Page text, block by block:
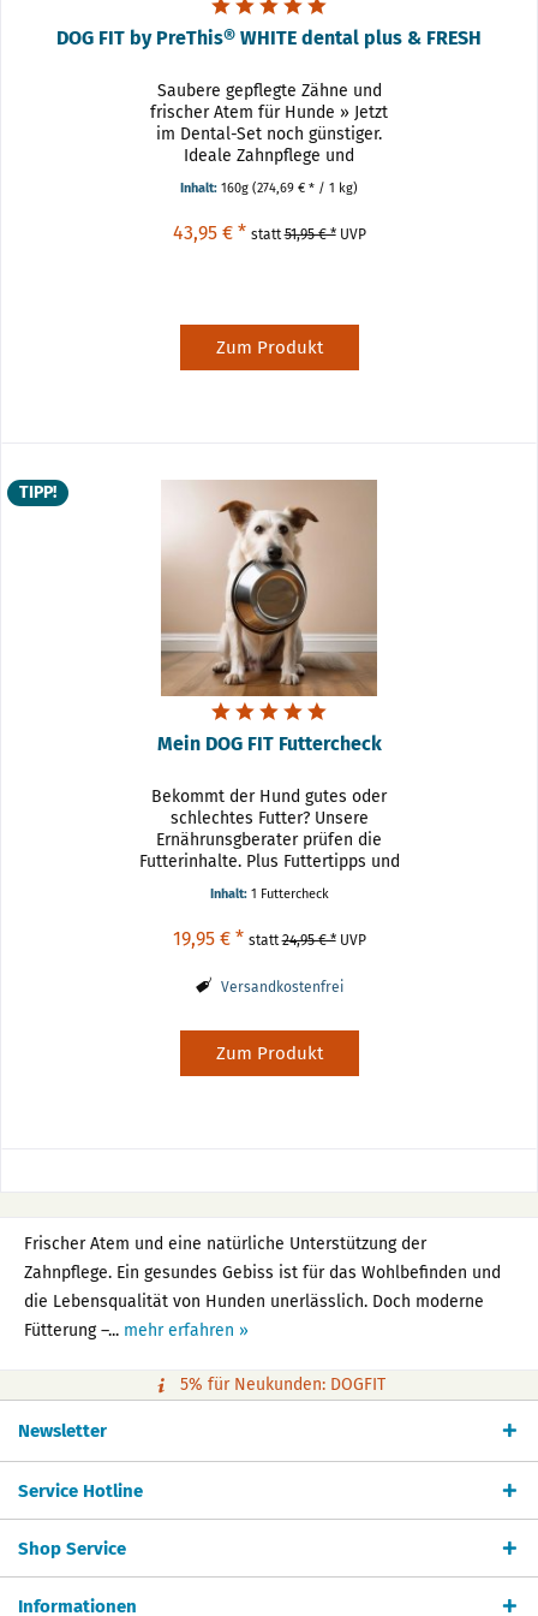
DOG FIT by PreThis® WHITE dental plus & FRESH
Saubere gepflegte Zähne und
frischer Atem für Hunde » Jetzt
im Dental-Set noch günstiger.
Ideale Zahnpflege und
Maulhygiene. Unser Kombiset aus
WHITE dental plus & FRESH
ergänzt die tägliche Fütterung mit
natürlichen Mikronährstoffen
Inhalt: 160g(274,69 € * / 1 kg)
43,95 € * statt51,95 € *UVP
Zum Produkt
TIPP!
Mein DOG FIT Futtercheck
Bekommt der Hund gutes oder
schlechtes Futter? Unsere
Ernährunsgberater prüfen die
Futterinhalte. Plus Futtertipps und
Vermittlung der Grundprinzipien
einer artgerechten Ernährung.
Viele Futtermittelhersteller
versprechen: Ein Futter –...
Inhalt: 1 Futtercheck
19,95 € * statt24,95 € *UVP
Versandkostenfrei
Zum Produkt
Frischer Atem und eine natürliche Unterstützung der
Zahnpflege. Ein gesundes Gebiss ist für das Wohlbefinden und
die Lebensqualität von Hunden unerlässlich. Doch moderne
Fütterung –... mehr erfahren »
5% für Neukunden: DOGFIT
Newsletter
Service Hotline
Shop Service
Informationen